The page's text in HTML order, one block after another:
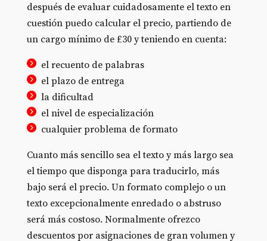
después de evaluar cuidadosamente el texto en
cuestión puedo calcular el precio, partiendo de
un cargo mínimo de £30 y teniendo en cuenta:
el recuento de palabras
el plazo de entrega
la dificultad
el nivel de especialización
cualquier problema de formato
Cuanto más sencillo sea el texto y más largo sea
el tiempo que disponga para traducirlo, más
bajo será el precio. Un formato complejo o un
texto excepcionalmente enredado o abstruso
será más costoso. Normalmente ofrezco
descuentos por asignaciones de gran volumen y